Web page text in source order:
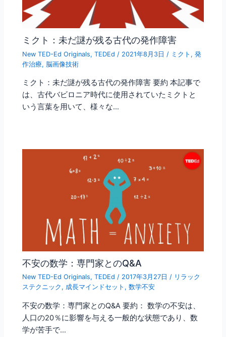
ミクト：未だ謎が残る古代の発作障害
New TED-Ed Originals,TEDEd / 2021年8月3日 / ミクト ,発
作治療, 脳画像技術
ミクト：未だ謎が残る古代の発作障害 要約 本記事で
は、古代バビロニア時代に使用されていたミクトと
いう言葉を用いて、様々な…
不安の数学：専門家とのQ&A
New TED-Ed Originals,TEDEd / 2017年3月27日/ リラック
ステクニック , 成長マインドセット ,数学不安
不安の数学：専門家とのQ&A 要約： 数学の不安は、
人口の20％に影響を与える一般的な状態であり、数
学が苦手で…